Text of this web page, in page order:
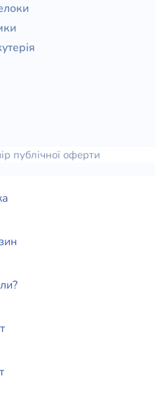
публічної оферти